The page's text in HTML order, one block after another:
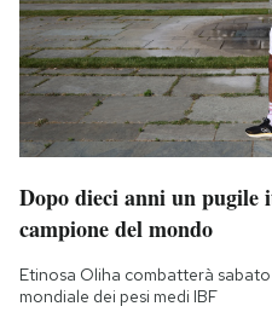
Dopo dieci anni un pugile
campione del mondo
Etinosa Oliha combatterà
mondiale dei pesi medi IBF